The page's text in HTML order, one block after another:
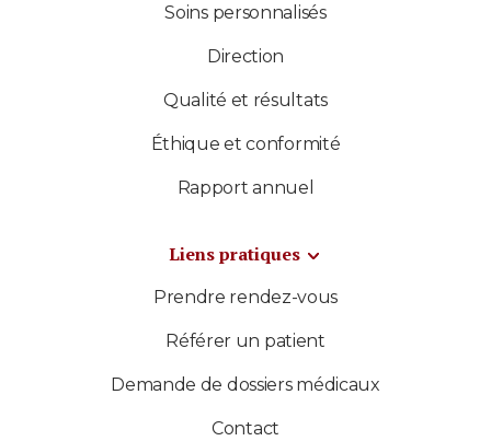
Soins personnalisés
Direction
Qualité et résultats
Éthique et conformité
Rapport annuel
Liens pratiques
Prendre rendez-vous
Référer un patient
Demande de dossiers médicaux
Contact